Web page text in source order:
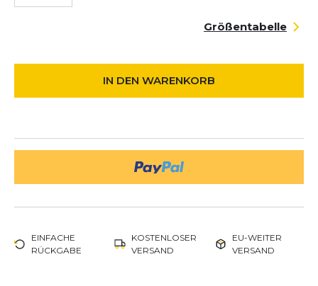
Größentabelle
IN DEN WARENKORB
EINFACHE
RÜCKGABE
KOSTENLOSER
VERSAND
EU-WEITER
VERSAND